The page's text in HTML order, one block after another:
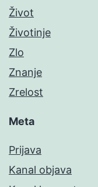
Život
Životinje
Zlo
Znanje
Zrelost
Meta
Prijava
Kanal objava